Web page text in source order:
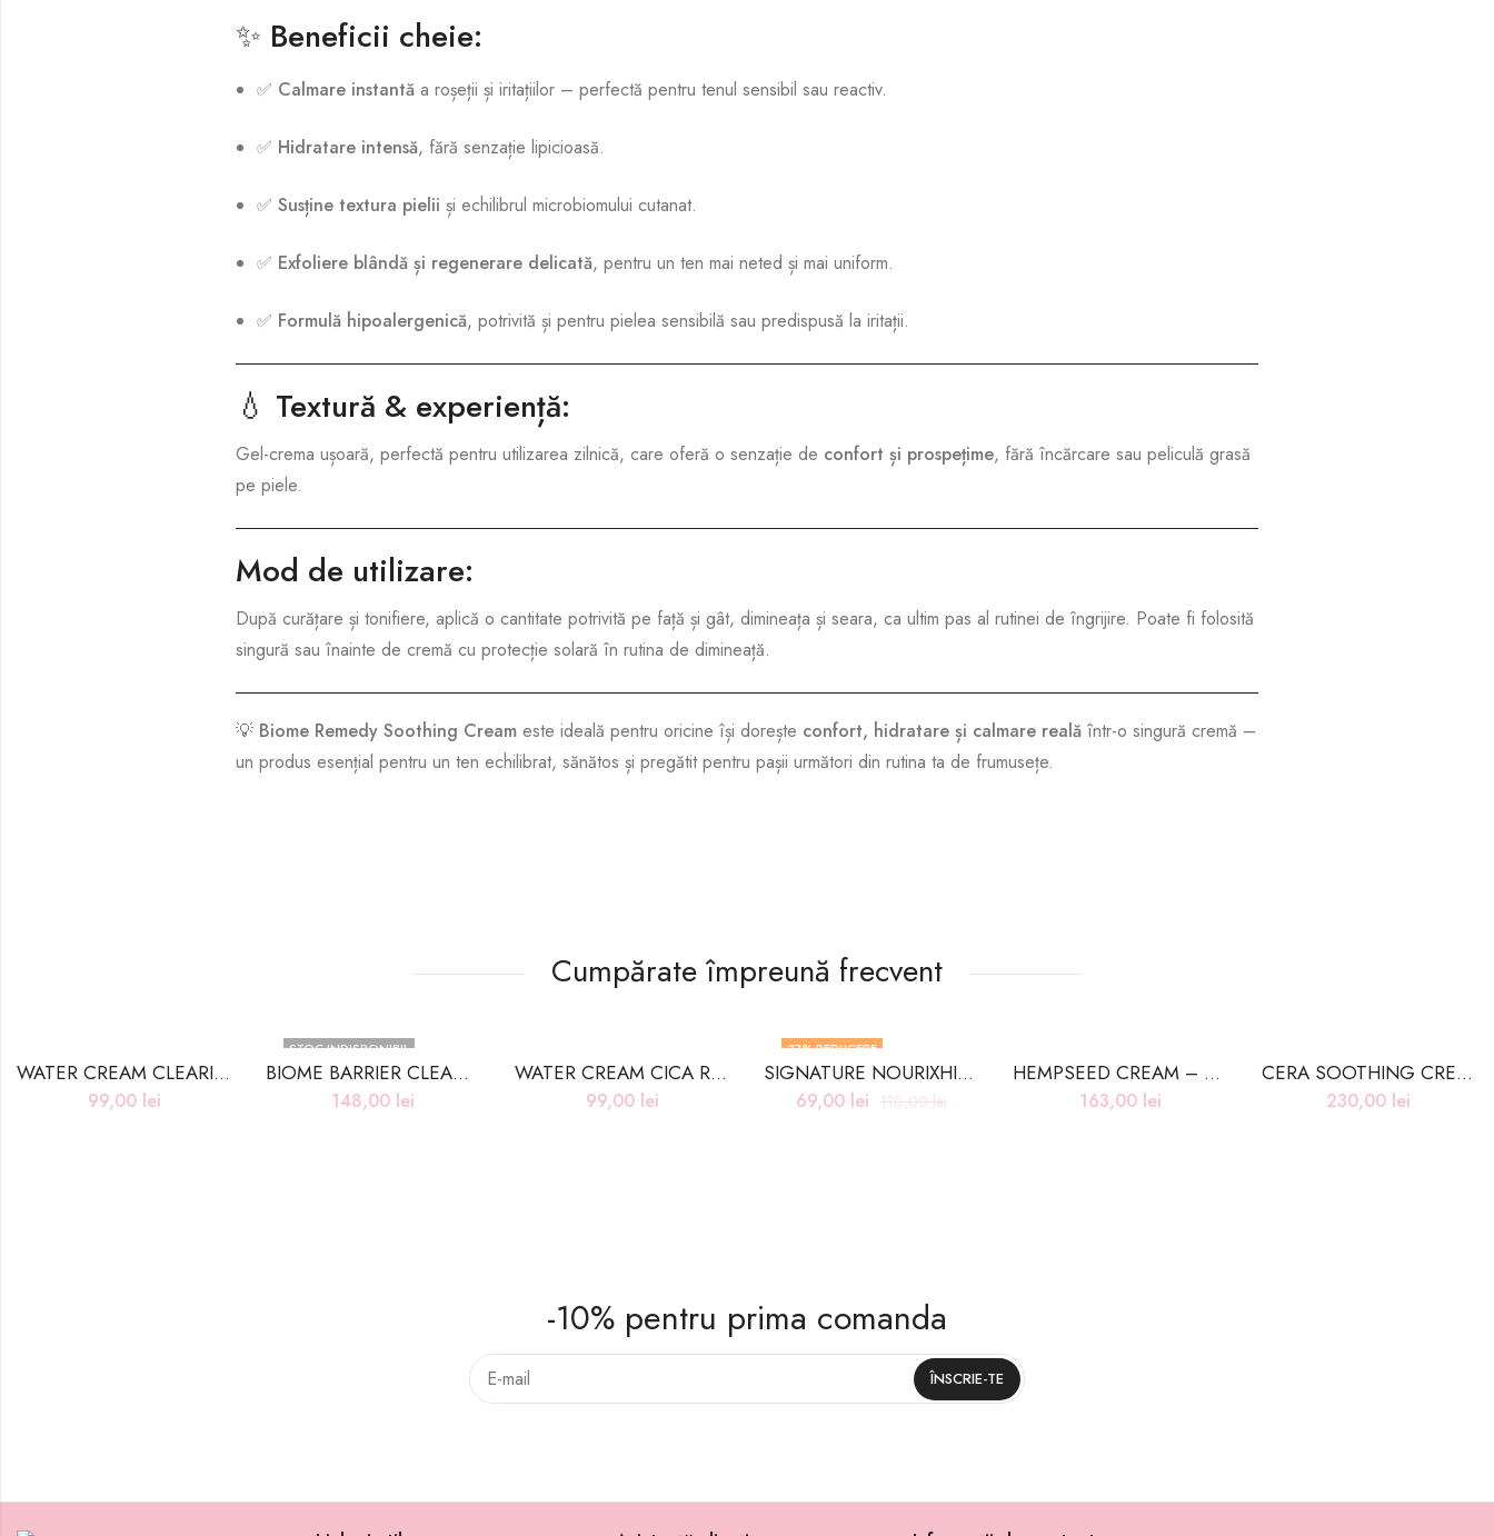
✨ Beneficii cheie:
✅ Calmare instantă a roșeții și iritațiilor – perfectă pentru tenul sensibil sau reactiv.
✅ Hidratare intensă, fără senzație lipicioasă.
✅Susține textura pielii și echilibrul microbiomului cutanat.
✅ Exfoliere blândă și regenerare delicată, pentru un ten mai neted și mai uniform.
✅ Formulă hipoalergenică, potrivită și pentru pielea sensibilă sau predispusă la iritații.
💧 Textură & experiență:
Gel-crema ușoară, perfectă pentru utilizarea zilnică, care oferă o senzație de confort și prospețime, fără încărcare sau peliculă grasă
pe piele.
Mod de utilizare:
După curățare și tonifiere, aplică o cantitate potrivită pe față și gât, dimineața și seara, ca ultim pas al rutinei de îngrijire. Poate fi folosită
singură sau înainte de cremă cu protecție solară în rutina de dimineață.
💡 Biome Remedy Soothing Cream este ideală pentru oricine își dorește confort, hidratare și calmare reală într-o singură cremă –
un produs esențial pentru un ten echilibrat, sănătos și pregătit pentru pașii următori din rutina ta de frumusețe.
Cumpărate împreună frecvent
WATER CREAM CLEARING TEATREE – 50g
99,00 lei
STOC INDISPONIBIL
BIOME BARRIER CLEANSING FOAM – 120ml
148,00 lei
WATER CREAM CICA RELEF – 50g
99,00 lei
37% REDUCERE
SIGNATURE NOURIXHING CREAM #GLUTATHIONE – 50ML
69,00 lei 110,00lei
HEMPSEED CREAM – 50ml
163,00 lei
CERA SOOTHING CREAM – 80ml
230,00 lei
-10% pentru prima comanda